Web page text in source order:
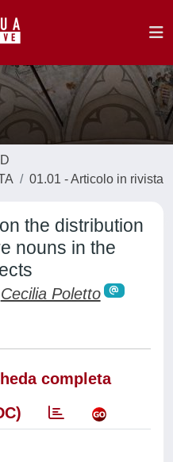
01.01 - Articolo in rivista
the distribution
nouns in the
Cecilia Poletto
completa